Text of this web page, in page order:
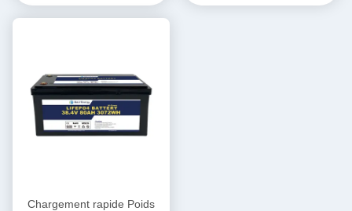
Chargement rapide Poids